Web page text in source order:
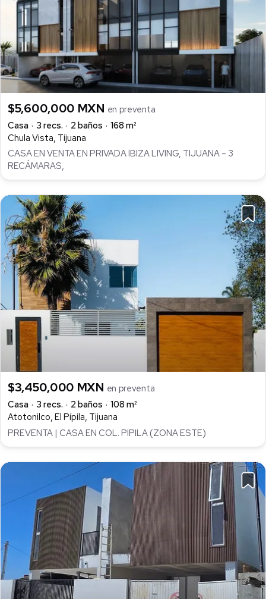
$5,600,000 MXN en preventa
Casa
3 recs. 2 baños
168 m²
Chula Vista, Tijuana
CASA EN VENTA EN PRIVADA IBIZA LIVING, TIJUANA – 3
RECÁMARAS,
$3,450,000 MXN en preventa
Casa
3 recs. 2 baños
108 m²
Atotonilco, El Pípila, Tijuana
PREVENTA | CASA EN COL. PIPILA (ZONA ESTE)